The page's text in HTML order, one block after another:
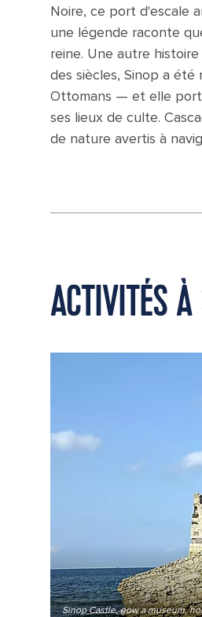
Noire, ce port d'escale
une légende raconte
reine. Une autre
des siècles, Sinop a
Ottomans — et elle
ses lieux de culte.
de nature avertis à
ACTIVITÉS
Sinop Castle, now a museum,